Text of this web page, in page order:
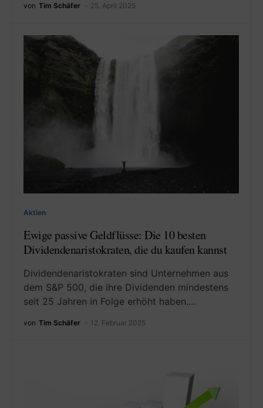
von Tim Schäfer 25. April 2025
Aktien
Ewige passive Geldflüsse: Die 10 besten
Dividendenaristokraten, die du kaufen kannst
Dividendenaristokraten sind Unternehmen aus
dem S&P 500, die ihre Dividenden mindestens
seit 25 Jahren in Folge erhöht haben.…
von Tim Schäfer 12. Februar 2025